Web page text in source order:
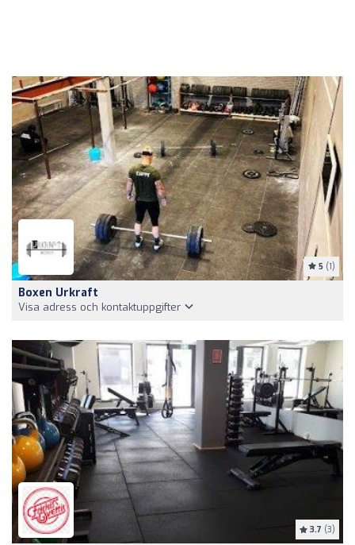
5 (1)
Boxen Urkraft
Visa adress och kontaktuppgifter
3.7 (3)